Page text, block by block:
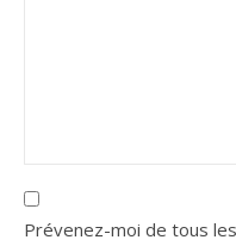
Prévenez-moi de tous